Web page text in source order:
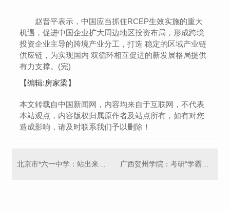
赵晋平表示，中国应当抓住RCEP生效实施的重大
机遇，促进中国企业扩大周边地区投资布局，形成跨境
投资企业主导的跨境产业分工，打造 稳定的区域产业链
供应链，为实现国内 双循环相互促进的新发展格局提供
有力支撑。(完)
【编辑:房家梁】
本文转载自中国新闻网，内容均来自于互联网，不代表
本站观点，内容版权归属原作者及站点所有，如有对您
造成影响，请及时联系我们予以删除！